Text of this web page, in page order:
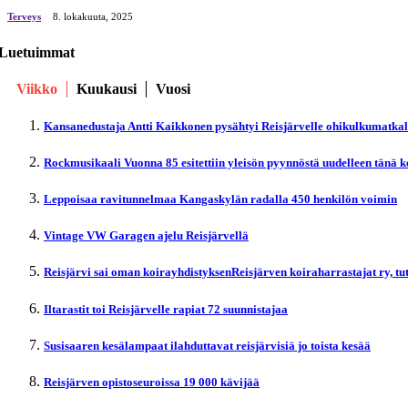
Terveys 8. lokakuuta, 2025
Viikko Kuukausi Vuosi
Kansanedustaja Antti Kaikkonen pysähtyi Reisjärvelle
Rockmusikaali Vuonna 85 esitettiin yleisön pyynnöstä uudelleen tänä
Leppoisaa ravitunnelmaa Kangaskylän radalla 450 henkilön voimin
Vintage VW Garagen ajelu Reisjärvellä
Reisjärvi sai oman koirayhdistyksenReisjärven koiraharrastajat ry,
Iltarastit toi Reisjärvelle rapiat 72 suunnistajaa
Susisaaren kesälampaat ilahduttavat reisjärvisiä jo toista kesää
Reisjärven opistoseuroissa 19 000 kävijää